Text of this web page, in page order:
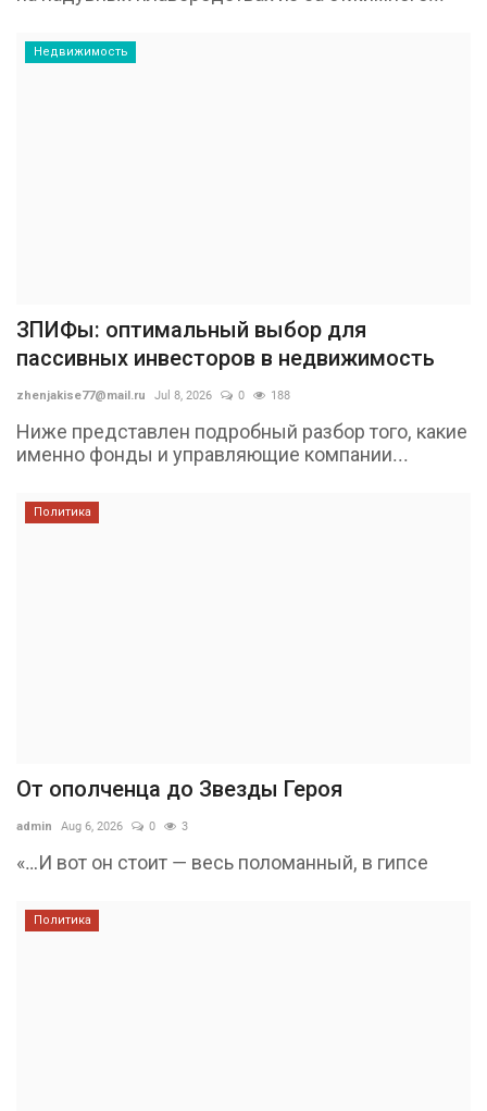
Недвижимость
ЗПИФы: оптимальный выбор для
пассивных инвесторов в недвижимость
zhenjakise77@mail.ru Jul 8, 2026 0 188
Ниже представлен подробный разбор того, какие
именно фонды и управляющие компании...
Политика
От ополченца до Звезды Героя
admin Aug 6, 2026 0 3
«…И вот он стоит — весь поломанный, в гипсе
Политика